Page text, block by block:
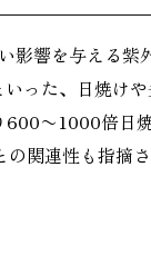
影響を与える
った、日焼けや
〜1000倍日
関連性も指摘